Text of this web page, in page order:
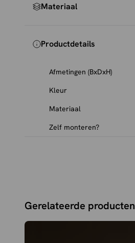
Materiaal
Productdetails
Afmetingen (BxDxH)
Kleur
Materiaal
Zelf monteren?
Gerelateerde producten